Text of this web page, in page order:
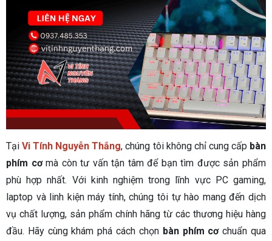
TạiVi Tính Nguyễn Thắng, chúng tôi không chỉ cung cấp bàn
phím cơmà còn tư vấn tận tâm để bạn tìm được sản phẩm
phù hợp nhất. Với kinh nghiệm trong lĩnh vực PC gaming,
laptop và linh kiện máy tính, chúng tôi tự hào mang đến dịch
vụ chất lượng, sản phẩm chính hãng từ các thương hiệu hàng
đầu. Hãy cùng khám phá cách chọn bàn phím cơchuẩn qua